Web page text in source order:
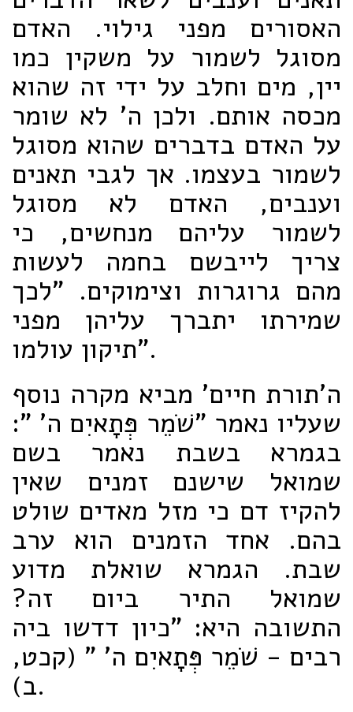
האסורים מפני גילוי. האדם
מסוגל לשמור על משקין כמו
יין, מים וחלב על ידי זה שהוא
מכסה אותם. ולכן ה' לא שומר
על האדם בדברים שהוא מסוגל
לשמור בעצמו. אך לגבי תאנים
וענבים, האדם לא מסוגל
לשמור עליהם מנחשים, כי
צריך לייבשם בחמה לעשות
מהם גרוגרות וצימוקים. "לכך
שמירתו יתברך עליהן מפני
תיקון עולמו".
ה'תורת חיים' מביא מקרה נוסף
שעליו נאמר "שֹׁמֵר פְּתָאיִם ה' ":
בגמרא בשבת נאמר בשם
שמואל שישנם זמנים שאין
להקיז דם כי מזל מאדים שולט
בהם. אחד הזמנים הוא ערב
שבת. הגמרא שואלת מדוע
שמואל התיר ביום זה?
התשובה היא: "כיון דדשו ביה
רבים - שֹׁמֵר פְּתָאיִם ה' " (קכט,
ב).